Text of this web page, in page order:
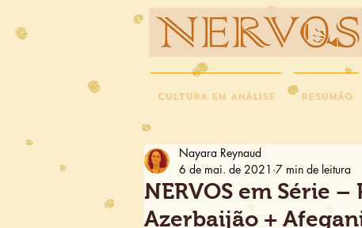
NERVOS
CULTURA EM ANÁLISE RESUMÃO
NERVOS em Série
Azerbaijão +
Nayara Reynaud
6 de mai. de 2021 7 min de leitura